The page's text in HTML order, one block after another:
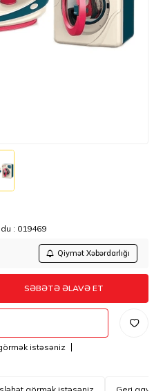
: 019469
Qiymət Xəbərdarlığı
SƏBƏTƏ ƏLAVƏ ET
istəsəniz
görmək istəsəniz Geri